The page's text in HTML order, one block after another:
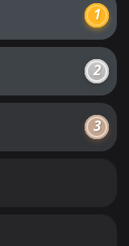
преди 2 месеца
-1.5